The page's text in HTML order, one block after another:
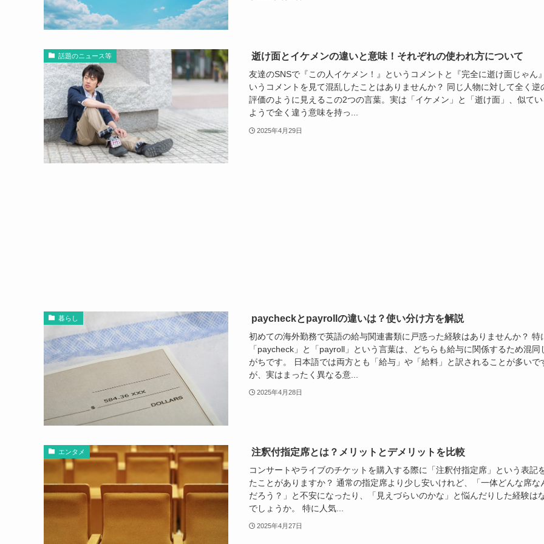
話題のニュース等 逝け面とイケメンの違いと意味！それぞれの使われ方について
友達のSNSで『この人イケメン！』というコメントと『完全に逝け面じゃん
いうコメントを見て混乱したことはありませんか？ 同じ人物に対して全く逆
評価のように見えるこの2つの言葉。実は「イケメン」と「逝け面」、似てい
ようで全く違う意味を持っ...
2025年4月29日
暮らし paycheckとpayrollの違いは？使い分け方を解説
初めての海外勤務で英語の給与関連書類に戸惑った経験はありませんか？ 特
「paycheck」と「payroll」という言葉は、どちらも給与に関係するため混同
がちです。 日本語では両方とも「給与」や「給料」と訳されることが多いで
が、実はまったく異なる意...
2025年4月28日
エンタメ 注釈付指定席とは？メリットとデメリットを比較
コンサートやライブのチケットを購入する際に「注釈付指定席」という表記
たことがありますか？ 通常の指定席より少し安いけれど、「一体どんな席な
だろう？」と不安になったり、「見えづらいのかな」と悩んだりした経験は
でしょうか。 特に人気...
2025年4月27日